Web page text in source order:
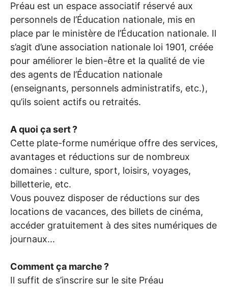
Préau est un espace associatif réservé aux
personnels de l’Éducation nationale, mis en
place par le ministère de l’Éducation nationale. Il
s’agit d’une association nationale loi 1901, créée
pour améliorer le bien-être et la qualité de vie
des agents de l’Éducation nationale
(enseignants, personnels administratifs, etc.),
qu’ils soient actifs ou retraités.
A quoi ça sert?
Cette plate-forme numérique offre des services,
avantages et réductions sur de nombreux
domaines : culture, sport, loisirs, voyages,
billetterie, etc.
Vous pouvez disposer de réductions sur des
locations de vacances, des billets de cinéma,
accéder gratuitement à des sites numériques de
journaux...
Comment ça marche?
Il suffit de s’inscrire sur le site Préau